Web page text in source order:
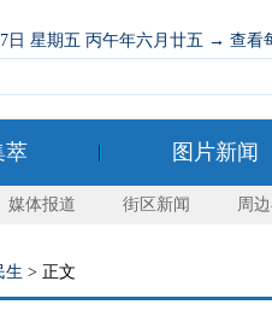
日 星期五 丙午年六月廿五 → 查看
萃 图片新闻
媒体报道 街区新闻 周
生 > 正文